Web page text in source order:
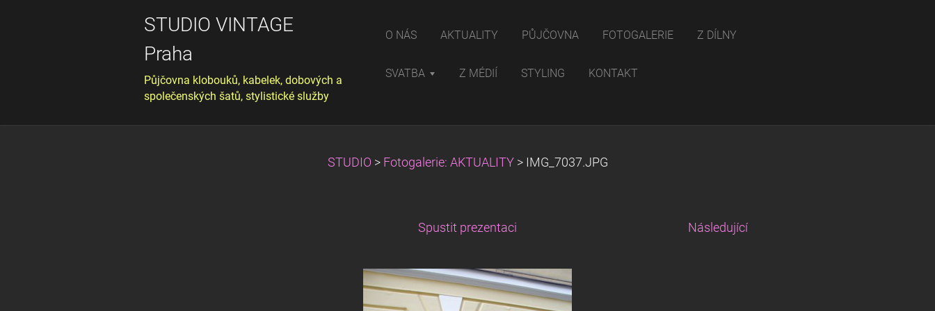
STUDIO VINTAGE
Praha
Půjčovna klobouků, kabelek, dobových a
společenských šatů, stylistické služby
O NÁS AKTUALITY PŮJČOVNA FOTOGALERIE Z DÍLNY
SVATBA Z MÉDIÍ STYLING KONTAKT
STUDIO > Fotogalerie: AKTUALITY > IMG_7037.JPG
Spustit prezentaci Následující